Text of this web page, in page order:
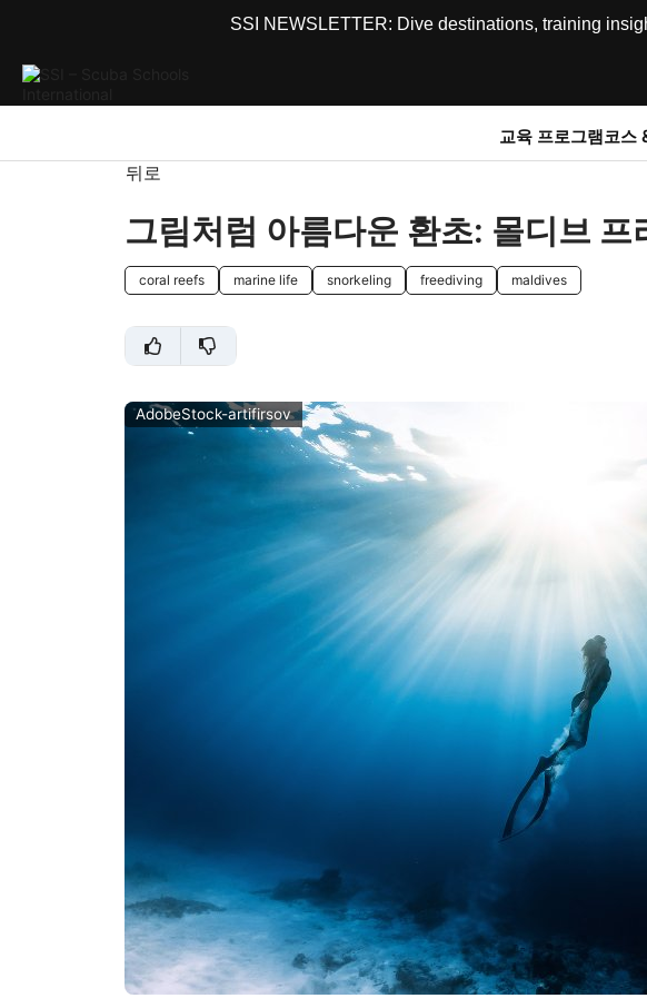
SSI NEWSLETTER: Dive destinations, training
교육 프로그램코스
뒤로
그림처럼 아름다운 환초: 몰디브 프
coral reefs marine life snorkeling freediving maldives
AdobeStock-artifirsov